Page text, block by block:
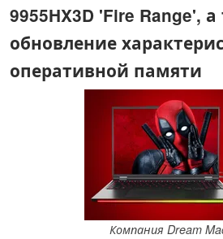
9955HX3D 'Fire Range',
обновление
оперативной памяти
Компания Dream